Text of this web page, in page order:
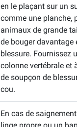
en le plaçant sur un
comme une planche,
animaux de grande
de bouger davantage
blessure. Fournissez
colonne vertébrale et
de soupçon de
cou.
En cas de